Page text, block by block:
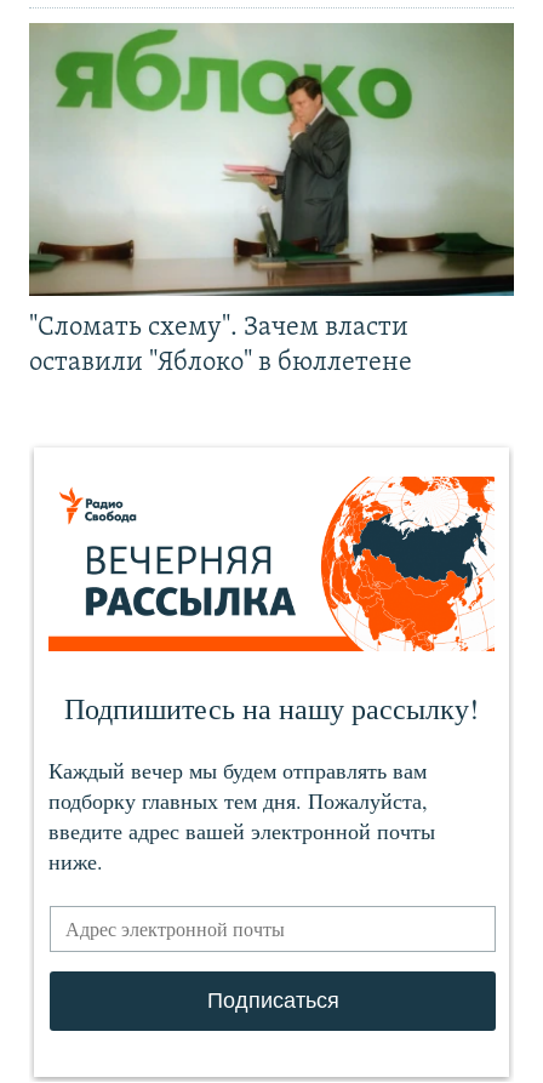
"Сломать схему". Зачем власти
оставили "Яблоко" в бюллетене